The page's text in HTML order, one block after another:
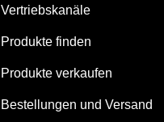
Vertriebskanäle
Produkte finden
Produkte verkaufen
Bestellungen und Versand